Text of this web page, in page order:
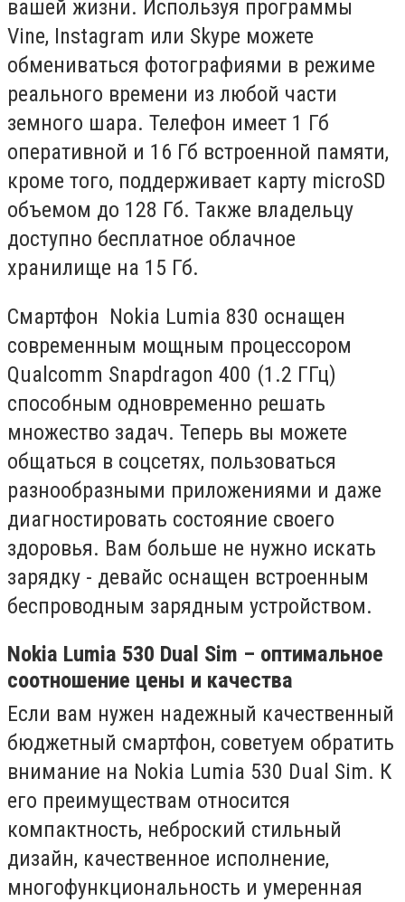
вашей жизни. Используя программы
Vine, Instagram или Skype можете
обмениваться фотографиями в режиме
реального времени из любой части
земного шара. Телефон имеет 1 Гб
оперативной и 16 Гб встроенной памяти,
кроме того, поддерживает карту microSD
объемом до 128 Гб. Также владельцу
доступно бесплатное облачное
хранилище на 15 Гб.
Смартфон Nokia Lumia 830 оснащен
современным мощным процессором
Qualcomm Snapdragon 400 (1.2 ГГц)
способным одновременно решать
множество задач. Теперь вы можете
общаться в соцсетях, пользоваться
разнообразными приложениями и даже
диагностировать состояние своего
здоровья. Вам больше не нужно искать
зарядку - девайс оснащен встроенным
беспроводным зарядным устройством.
Nokia Lumia 530 Dual Sim – оптимальное
соотношение цены и качества
Если вам нужен надежный качественный
бюджетный смартфон, советуем обратить
внимание на Nokia Lumia 530 Dual Sim. К
его преимуществам относится
компактность, неброский стильный
дизайн, качественное исполнение,
многофункциональность и умеренная